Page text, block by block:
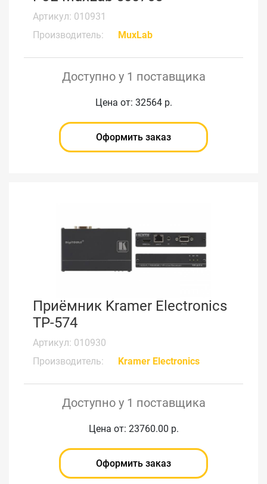
Артикул: 010931
Производитель:
MuxLab
Доступно у 1 поставщика
Цена от: 32564 р.
Оформить заказ
Приёмник Kramer Electronics
TP-574
Артикул: 010930
Производитель:
Kramer Electronics
Доступно у 1 поставщика
Цена от: 23760.00 р.
Оформить заказ